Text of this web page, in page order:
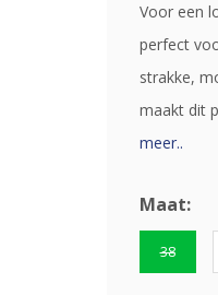
Voor een
perfect
strakke,
maakt dit
meer..
Maat:
38